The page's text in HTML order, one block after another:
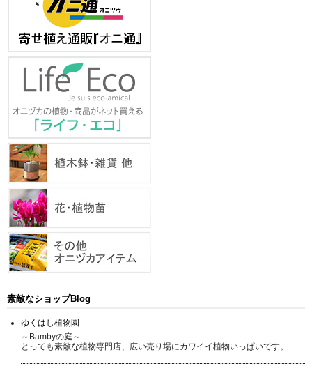
素敵なショップBlog
ゆくはし植物園
～Bambyの庭～
とっても素敵な植物専門店、広い売り場にカワイイ植物いっぱいです。